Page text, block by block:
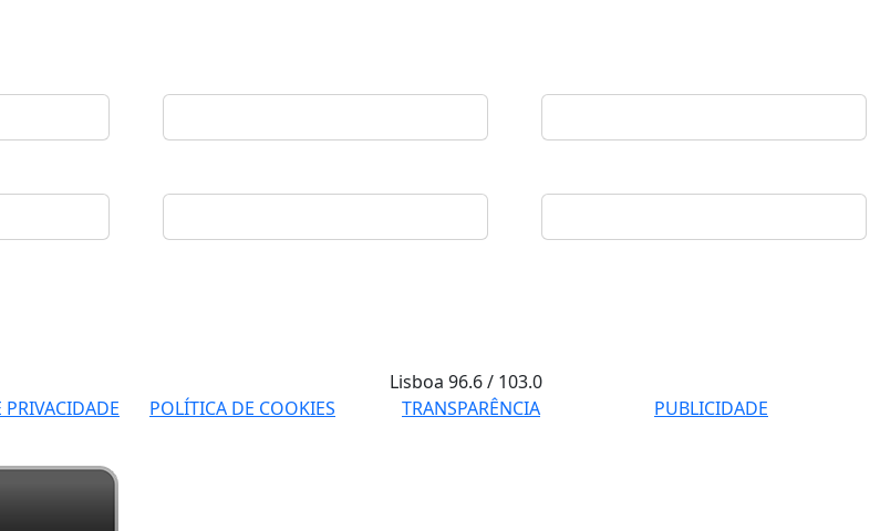
Lisboa96.6 / 103.0
POLÍTICA DE COOKIES TRANSPARÊNCIA
PUBLICIDADE